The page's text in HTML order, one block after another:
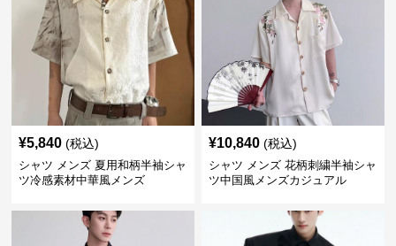
¥5,840 (税込)
シャツ メンズ 夏用和柄半袖シャ
ツ冷感素材中華風メンズ
¥10,840 (税込)
シャツ メンズ 花柄刺繍半袖シャ
ツ中国風メンズカジュアル